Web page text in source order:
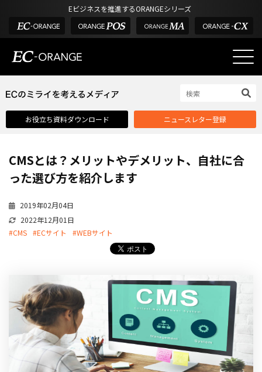
Eビジネスを推進するORANGEシリーズ
選ばれる理由
課題解決例
機能一覧
外部サービス連携
インフラ環境・サポート
特長
ショッピングモール型 EC
マルチテナント、マルチブランドなど
通販受注対応
ECと通販の連動を可能に
お役立ち資料ダウンロード ニュースレター登録
CMSとは？メリットやデメリット、自社に合
った選び方を紹介します
2019年02月04日
2022年12月01日
#CMS #ECサイト #WEBサイト